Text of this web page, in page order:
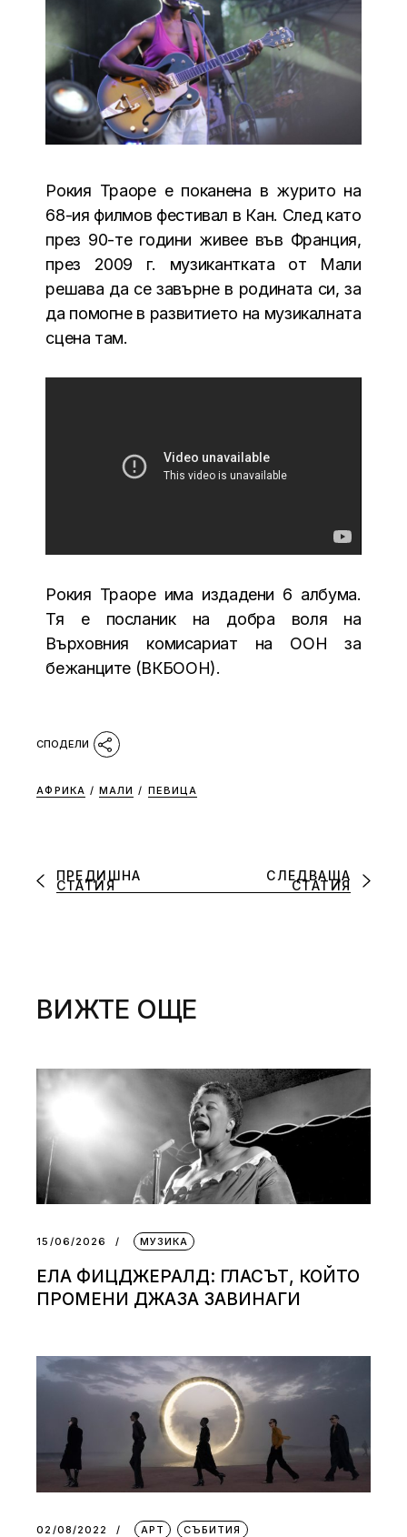
Рокия Траоре е поканена в журито на
68-ия филмов фестивал в Кан. След като
през 90-те години живее във Франция,
през 2009 г. музикантката от Мали
решава да се завърне в родината си, за
да помогне в развитието на музикалната
сцена там.
Рокия Траоре има издадени 6 албума.
Тя е посланик на добра воля на
Върховния комисариат на ООН за
бежанците (ВКБООН).
АФРИКА / МАЛИ / ПЕВИЦА
ПРЕДИШНА
СТАТИЯ
СЛЕДВАЩА
СТАТИЯ
ВИЖТЕ ОЩЕ
15/06/2026 МУЗИКА
ЕЛА ФИЦДЖЕРАЛД: ГЛАСЪТ, КОЙТО
ПРОМЕНИ ДЖАЗА ЗАВИНАГИ
02/08/2022 АРТ СЪБИТИЯ